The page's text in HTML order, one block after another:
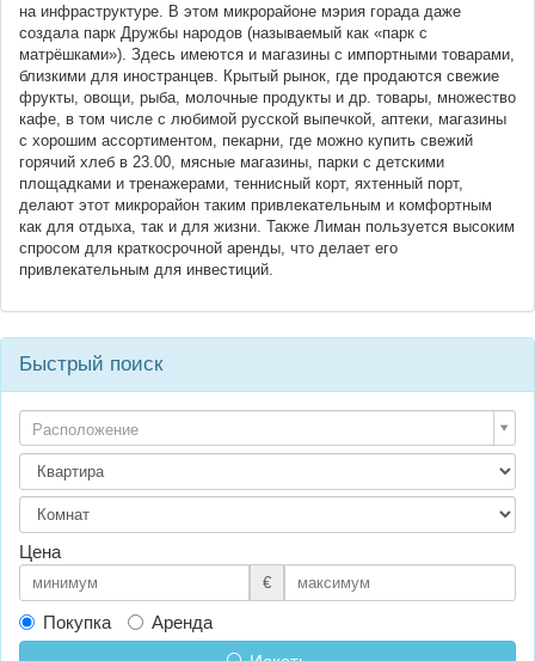
на инфраструктуре. В этом микрорайоне мэрия горада даже
создала парк Дружбы народов (называемый как «парк с
матрёшками»). Здесь имеются и магазины с импортными товарами,
близкими для иностранцев. Крытый рынок, где продаются свежие
фрукты, овощи, рыба, молочные продукты и др. товары, множество
кафе, в том числе с любимой русской выпечкой, аптеки, магазины
с хорошим ассортиментом, пекарни, где можно купить свежий
горячий хлеб в 23.00, мясные магазины, парки с детскими
площадками и тренажерами, теннисный корт, яхтенный порт,
делают этот микрорайон таким привлекательным и комфортным
как для отдыха, так и для жизни. Также Лиман пользуется высоким
спросом для краткосрочной аренды, что делает его
привлекательным для инвестиций.
Быстрый поиск
Расположение
Цена
€
Покупка
Аренда